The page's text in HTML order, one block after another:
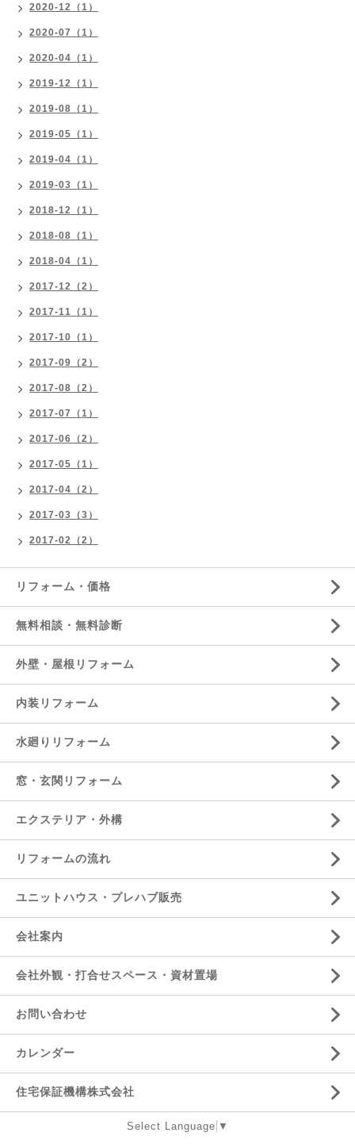
2020-12（1）
2020-07（1）
2020-04（1）
2019-12（1）
2019-08（1）
2019-05（1）
2019-04（1）
2019-03（1）
2018-12（1）
2018-08（1）
2018-04（1）
2017-12（2）
2017-11（1）
2017-10（1）
2017-09（2）
2017-08（2）
2017-07（1）
2017-06（2）
2017-05（1）
2017-04（2）
2017-03（3）
2017-02（2）
リフォーム・価格
無料相談・無料診断
外壁・屋根リフォーム
内装リフォーム
水廻りリフォーム
窓・玄関リフォーム
エクステリア・外構
リフォームの流れ
ユニットハウス・プレハブ販売
会社案内
会社外観・打合せスペース・資材置場
お問い合わせ
カレンダー
住宅保証機構株式会社
Select Language ▼